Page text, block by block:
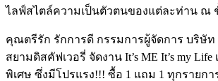
ไลฟ์สไตล์ความเป็นตัวตนของแต่ละท่าน ณ
คุณตรีรัก รักการดี กรรมการผู้จัดการ บริษัท
สยามดิสคัฟเวอรี่ จัดงาน It’s ME It’s my
พิเศษ ซึ่งมีโปรแรง!!! ซื้อ 1 แถม 1 ทุกรายก